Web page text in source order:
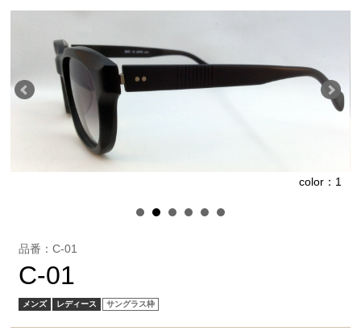
color：1
品番：C-01
C-01
メンズ レディース サングラス枠